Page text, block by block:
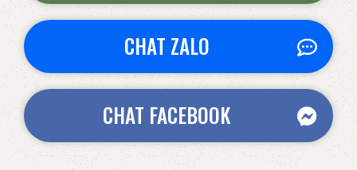
CHAT ZALO
CHAT FACEBOOK